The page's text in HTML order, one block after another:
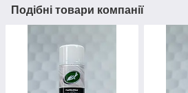
Подібні товари компанії